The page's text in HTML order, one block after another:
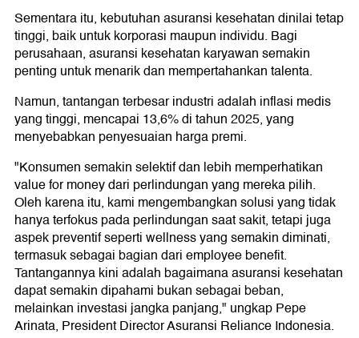
Sementara itu, kebutuhan asuransi kesehatan dinilai tetap
tinggi, baik untuk korporasi maupun individu. Bagi
perusahaan, asuransi kesehatan karyawan semakin
penting untuk menarik dan mempertahankan talenta.
Namun, tantangan terbesar industri adalah inflasi medis
yang tinggi, mencapai 13,6% di tahun 2025, yang
menyebabkan penyesuaian harga premi.
"Konsumen semakin selektif dan lebih memperhatikan
value for money dari perlindungan yang mereka pilih.
Oleh karena itu, kami mengembangkan solusi yang tidak
hanya terfokus pada perlindungan saat sakit, tetapi juga
aspek preventif seperti wellness yang semakin diminati,
termasuk sebagai bagian dari employee benefit.
Tantangannya kini adalah bagaimana asuransi kesehatan
dapat semakin dipahami bukan sebagai beban,
melainkan investasi jangka panjang," ungkap Pepe
Arinata, President Director Asuransi Reliance Indonesia.